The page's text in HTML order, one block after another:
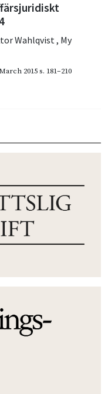
Wahlqvist, My
2015s. 181–210